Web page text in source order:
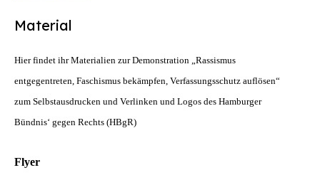
nach:
Material
Hier findet ihr Materialien zur Demonstration „Rassismus
entgegentreten, Faschismus bekämpfen, Verfassungsschutz auflösen“
zum Selbstausdrucken und Verlinken und Logos des Hamburger
Bündnis‘ gegen Rechts (HBgR)
Flyer